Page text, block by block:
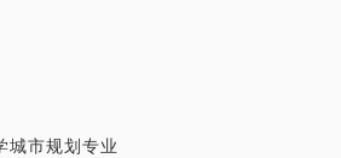
城市规划专业